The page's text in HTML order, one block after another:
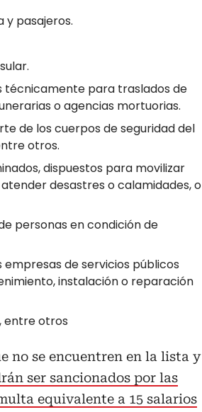
pasajeros.
técnicamente para traslados de
o agencias mortuorias.
de los cuerpos de seguridad del
otros.
dispuestos para movilizar
desastres o calamidades, o
personas en condición de
de servicios públicos
instalación o reparación
entre otros
no se encuentren en la lista y
ser sancionados por las
equivalente a 15 salarios